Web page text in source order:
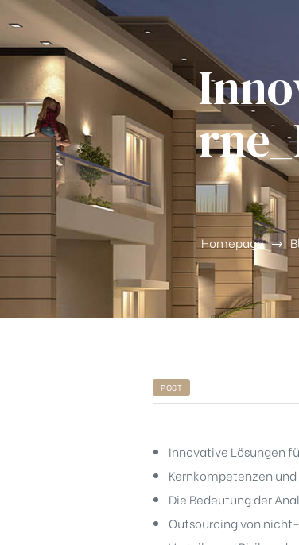
Homepage
POST
Innovative Lösungen
Kernkompetenzen
Die Bedeutung der
Outsourcing von